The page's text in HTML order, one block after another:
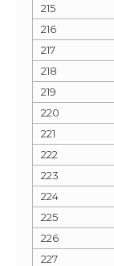
215
216
217
218
219
220
221
222
223
224
225
226
227